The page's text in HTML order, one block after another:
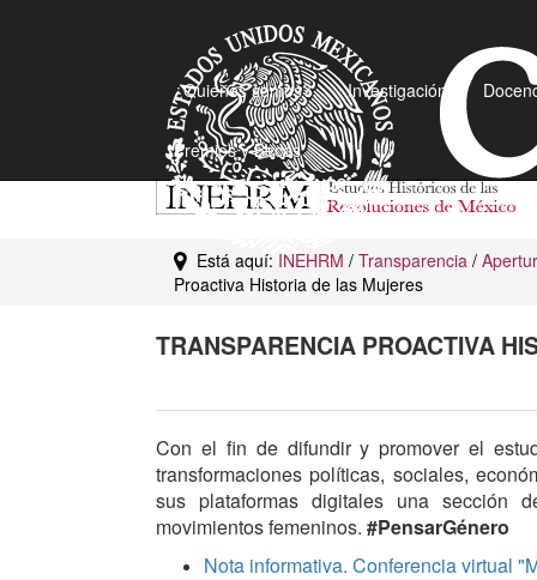
¿Quiénes somos? Investigación
Premios y Becas
Está aquí: INEHRM / Transparencia /
Proactiva Historia de las Mujeres
TRANSPARENCIA PROACTIVA
Con el fin de difundir y promover el
transformaciones políticas, sociales,
sus plataformas digitales una sección
movimientos femeninos. #PensarGénero
Nota informativa. Conferencia virtual